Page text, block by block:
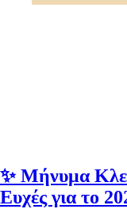
✨ Μήνυμα
Ευχές για το